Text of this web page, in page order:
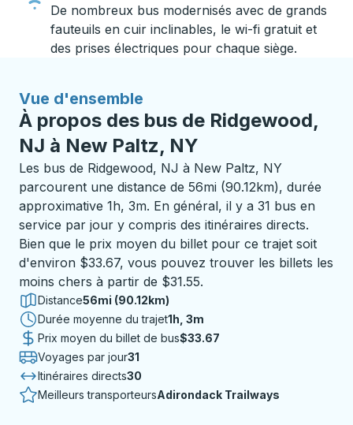
De nombreux bus modernisés avec de grands
fauteuils en cuir inclinables, le wi-fi gratuit et
des prises électriques pour chaque siège.
Vue d'ensemble
À propos des bus de Ridgewood,
NJ à New Paltz, NY
Les bus de Ridgewood, NJ à New Paltz, NY
parcourent une distance de 56mi (90.12km), durée
approximative 1h, 3m. En général, il y a 31 bus en
service par jour y compris des itinéraires directs.
Bien que le prix moyen du billet pour ce trajet soit
d'environ $33.67, vous pouvez trouver les billets les
moins chers à partir de $31.55.
Distance56mi (90.12km)
Durée moyenne du trajet1 heure 3 minutes
1h, 3m
Prix moyen du billet de bus$33.67
Voyages par jour31
Itinéraires directs30
Meilleurs transporteursAdirondack Trailways